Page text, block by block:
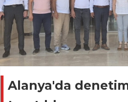
Alanya'da